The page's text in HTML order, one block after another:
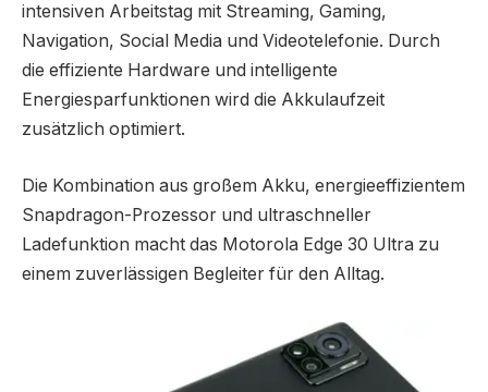
intensiven Arbeitstag mit Streaming, Gaming,
Navigation, Social Media und Videotelefonie. Durch
die effiziente Hardware und intelligente
Energiesparfunktionen wird die Akkulaufzeit
zusätzlich optimiert.
Die Kombination aus großem Akku, energieeffizientem
Snapdragon-Prozessor und ultraschneller
Ladefunktion macht das Motorola Edge 30 Ultra zu
einem zuverlässigen Begleiter für den Alltag.